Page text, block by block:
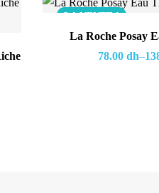
LA VENTE !
La Roche Posay
78.00 dh–